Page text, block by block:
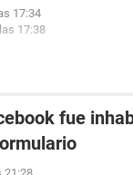
17:34
17:38
fue